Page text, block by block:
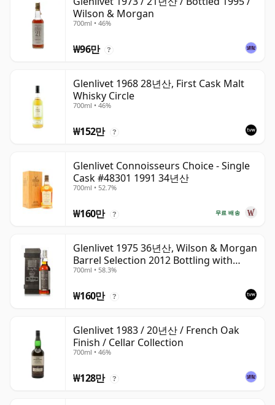
Wilson & Morgan
700ml • 46%
₩96만 ?
Glenlivet 1968 28년산, First Cask Malt
Whisky Circle
700ml • 46%
₩152만 ?
Glenlivet Connoisseurs Choice - Single
Cask #48301 1991 34년산
700ml • 52.7%
무료 배송
₩160만 ?
Glenlivet 1975 36년산, Wilson & Morgan
Barrel Selection 2012 Bottling with
Wooden Box
700ml • 58.3%
₩160만 ?
Glenlivet 1983 / 20년산 / French Oak
Finish / Cellar Collection
700ml • 46%
₩128만 ?